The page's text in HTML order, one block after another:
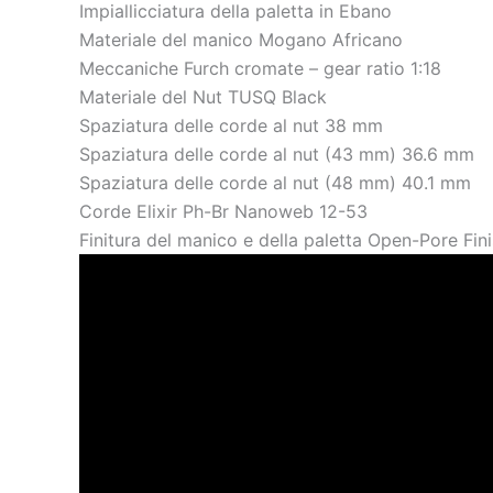
Impiallicciatura della paletta in Ebano
Materiale del manico Mogano Africano
Meccaniche Furch cromate – gear ratio 1:18
Materiale del Nut TUSQ Black
Spaziatura delle corde al nut 38 mm
Spaziatura delle corde al nut (43 mm) 36.6 mm
Spaziatura delle corde al nut (48 mm) 40.1 mm
Corde Elixir Ph-Br Nanoweb 12-53
Finitura del manico e della paletta Open-Pore